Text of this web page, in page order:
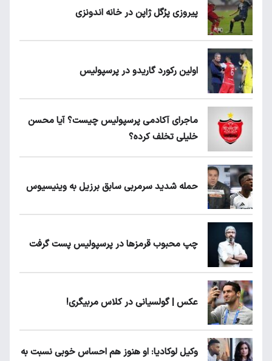
پیروزی پرُگل ژاپن در خانه اندونزی
اولین رکورد گاریدو در پرسپولیس
ماجرای آکادمی پرسپولیس چیست؟ آیا محسن
خلیلی تخلف کرده؟
حمله شدید سرمربی سابق برزیل به وینیسیوس
چپ محبوب قرمزها در پرسپولیس پست گرفت
عکس | گولسیانی در کلاس مربیگری!
وکیل لوکادیا: او هنوز هم احساس خوبی نسبت به